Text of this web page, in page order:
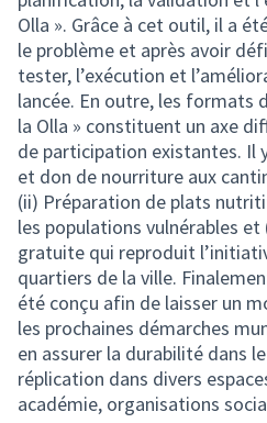
Olla ». Grâce à cet outil, il a
le problème et après avoir
tester, l’exécution et
lancée. En outre, les formats
la Olla » constituent un axe
de participation existantes. Il
et don de nourriture aux
(ii) Préparation de plats
les populations vulnérables
gratuite qui reproduit
quartiers de la ville.
été conçu afin de laisser un
les prochaines démarches
en assurer la durabilité dans
réplication dans divers
académie, organisations